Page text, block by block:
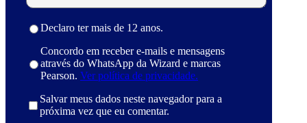
Declaro ter mais de 12 anos.
Concordo em receber e-mails e mensagens
através do WhatsApp da Wizard e marcas
Pearson. Ver política de privacidade.
Salvar meus dados neste navegador para a
próxima vez que eu comentar.